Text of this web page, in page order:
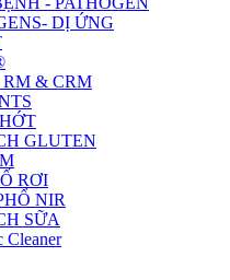
DỊ ỨNG
& CRM
GLUTEN
RƠI
NIR
SỮA
Cleaner